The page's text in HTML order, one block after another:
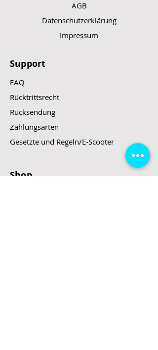
AGB
Datenschutzerklärung
Impressum
Support
FAQ
Rücktrittsrecht
Rücksendung
Zahlungsarten
Gesetzte und Regeln/E-Scooter
Shop